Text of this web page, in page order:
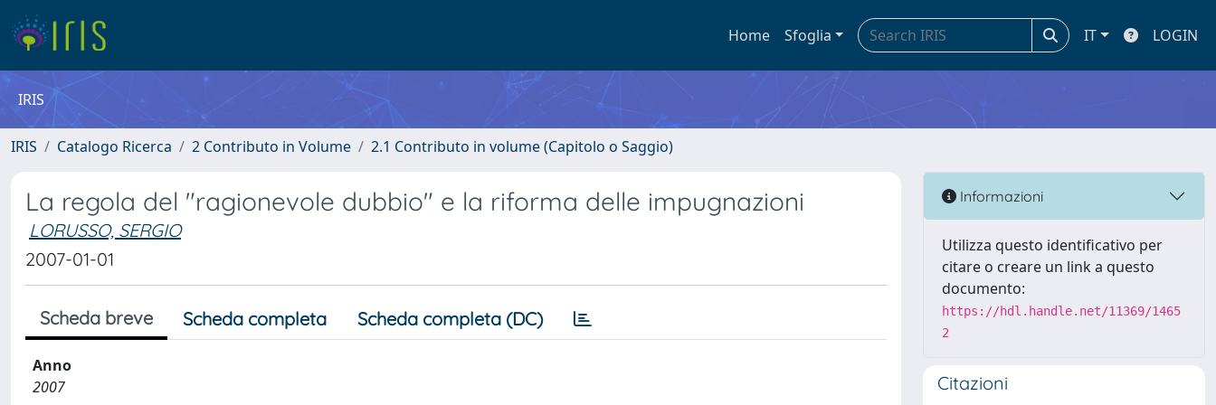
Home Sfoglia IT LOGIN
IRIS
IRIS Catalogo Ricerca 2 Contributo in Volume 2.1 Contributo in volume (Capitolo o Saggio)
La regola del "ragionevole dubbio" e la riforma delle impugnazioni
LORUSSO, SERGIO
2007-01-01
Scheda breve Scheda completa Scheda completa (DC)
Anno
2007
Informazioni
Utilizza questo identificativo per
citare o creare un link a questo
documento:
https://hdl.handle.net/11369/1465
2
Citazioni